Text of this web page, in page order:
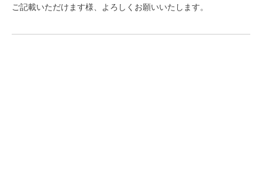
ご記載いただけます様、よろしくお願いいたします。